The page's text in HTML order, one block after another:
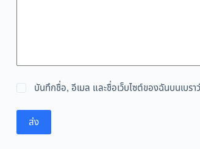
บันทึกชื่อ, อีเมล และชื่อเว็บไซต์ของฉันบนเบร
ส่ง